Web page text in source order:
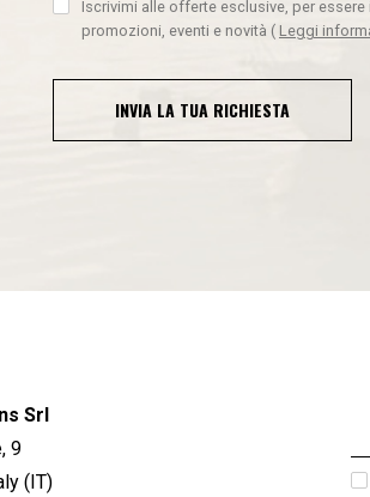
Iscrivimi alle offerte esclusive, per
promozioni, eventi e novità ( Leggi
INVIA LA TUA RICHIESTA
Srl
9
(IT)